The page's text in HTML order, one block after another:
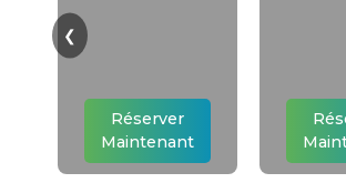
Réserver
Maintenant
❮